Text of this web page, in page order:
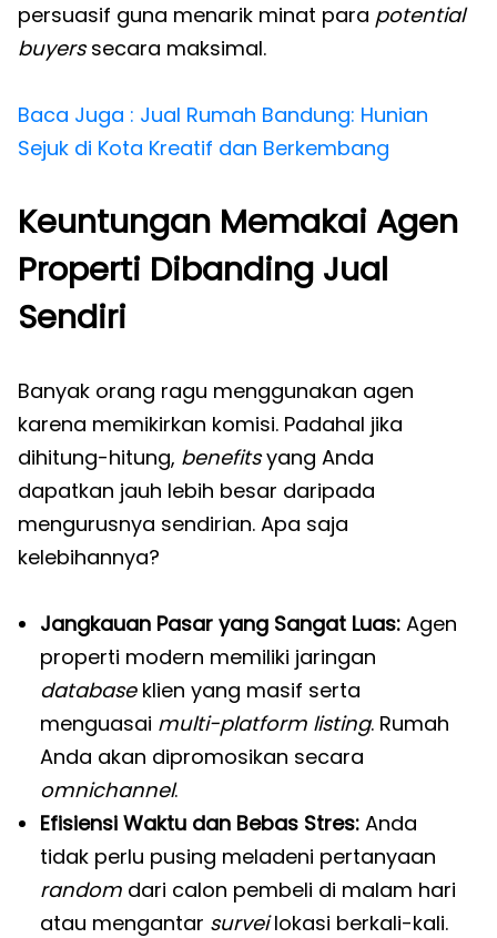
persuasif guna menarik minat para potential
buyerssecara maksimal.
Baca Juga : Jual Rumah Bandung: Hunian
Sejuk di Kota Kreatif dan Berkembang
Keuntungan Memakai Agen
Properti Dibanding Jual
Sendiri
Banyak orang ragu menggunakan agen
karena memikirkan komisi. Padahal jika
dihitung-hitung, benefitsyang Anda
dapatkan jauh lebih besar daripada
mengurusnya sendirian. Apa saja
kelebihannya?
Jangkauan Pasar yang Sangat Luas: Agen
properti modern memiliki jaringan
databaseklien yang masif serta
menguasai multi-platform listing. Rumah
Anda akan dipromosikan secara
omnichannel.
Efisiensi Waktu dan Bebas Stres: Anda
tidak perlu pusing meladeni pertanyaan
random dari calon pembeli di malam hari
atau mengantar surveilokasi berkali-kali.